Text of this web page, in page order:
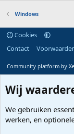
Windows
Cookies
Contact
Community platform by
Wij
We gebruiken
werken, en